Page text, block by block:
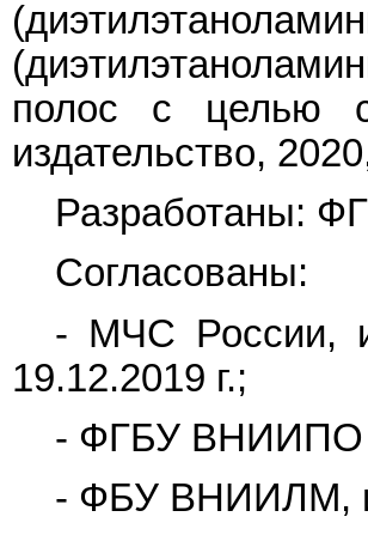
полос с целью
издательство,
Разработаны:
Согласованы:
- МЧС России,
19.12.2019 г.;
- ФГБУ ВНИИПО
- ФБУ ВНИИЛМ,